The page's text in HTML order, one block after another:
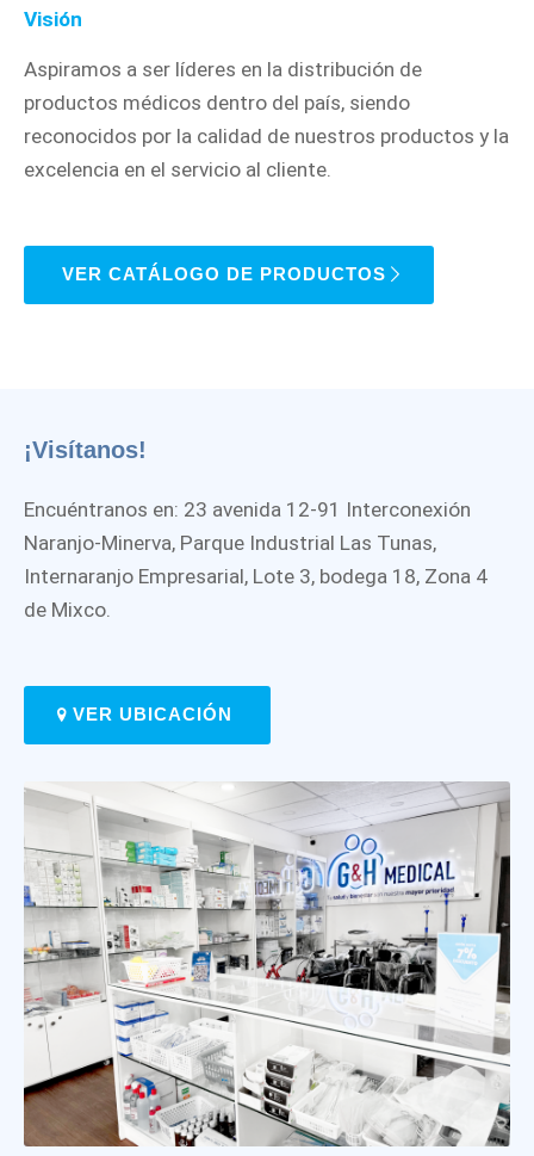
Visión
Aspiramos a ser líderes en la distribución de
productos médicos dentro del país, siendo
reconocidos por la calidad de nuestros productos y la
excelencia en el servicio al cliente.
VER CATÁLOGO DE PRODUCTOS
¡Visítanos!
Encuéntranos en: 23 avenida 12-91 Interconexión
Naranjo-Minerva, Parque Industrial Las Tunas,
Internaranjo Empresarial, Lote 3, bodega 18, Zona 4
de Mixco.
VER UBICACIÓN